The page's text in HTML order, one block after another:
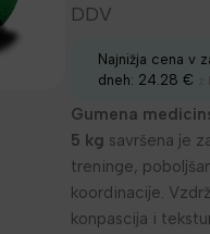
DDV
Najnižja cena v
dneh: 24.28 €
Gumena
5 kg savršena je
treninge,
koordinacije.
konpascija i